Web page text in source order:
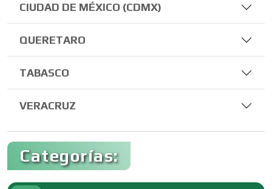
CIUDAD DE MÉXICO (CDMX)
QUERETARO
TABASCO
VERACRUZ
Categorías: